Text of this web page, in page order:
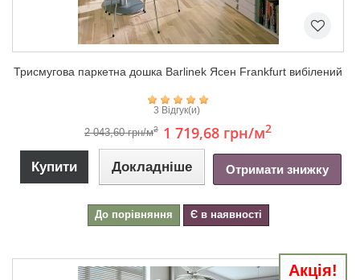
Триcмугова паркетна дошка Barlinek Ясен Frankfurt вибілений
3 Відгук(и)
2 043,60 грн/м2 1 719,68 грн/м2
Купити Докладніше Отримати знижку
До порівняння Є в наявності
Акція!